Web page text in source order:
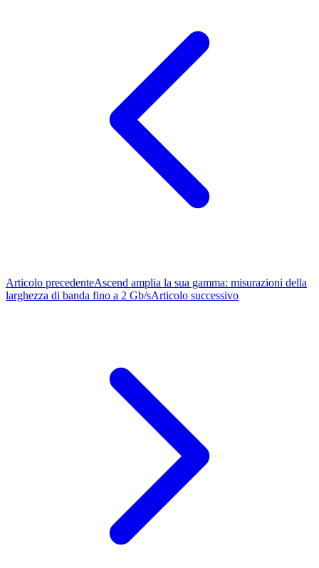
Articolo precedenteAscend amplia la sua gamma: misurazioni della
larghezza di banda fino a 2 Gb/sArticolo successivo